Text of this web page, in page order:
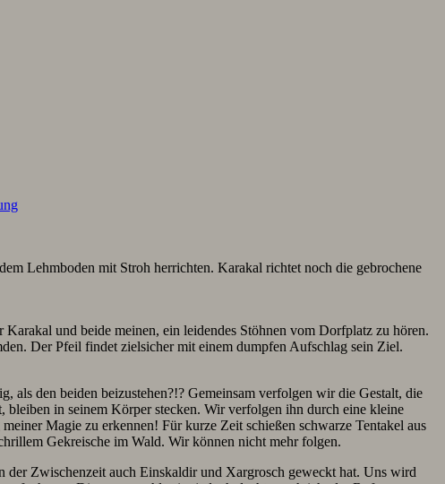
Lehmboden mit Stroh herrichten. Karakal richtet noch die gebrochene
und beide meinen, ein leidendes Stöhnen vom Dorfplatz zu hören.
Der Pfeil findet zielsicher mit einem dumpfen Aufschlag sein Ziel.
als den beiden beizustehen?!? Gemeinsam verfolgen wir die Gestalt, die
in seinem Körper stecken. Wir verfolgen ihn durch eine kleine
Magie zu erkennen! Für kurze Zeit schießen schwarze Tentakel aus
Gekreische im Wald. Wir können nicht mehr folgen.
der Zwischenzeit auch Einskaldir und Xargrosch geweckt hat. Uns wird